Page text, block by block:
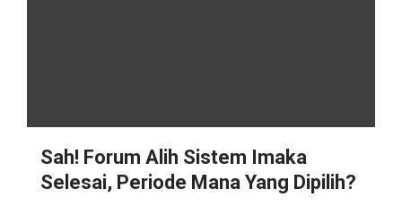
Sah! Forum Alih Sistem Imaka
Selesai, Periode Mana Yang Dipilih?